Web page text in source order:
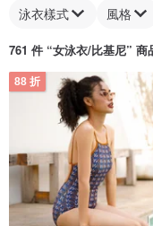
泳衣樣式 風格
761 件 “女泳衣/比基尼” 商
88 折